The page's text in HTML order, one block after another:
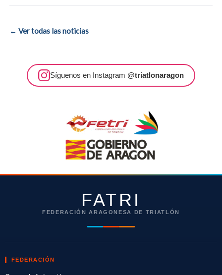
← Ver todas las noticias
Síguenos en Instagram @triatlonaragon
FATRI
FEDERACIÓN ARAGONESA DE TRIATLÓN
FEDERACIÓN